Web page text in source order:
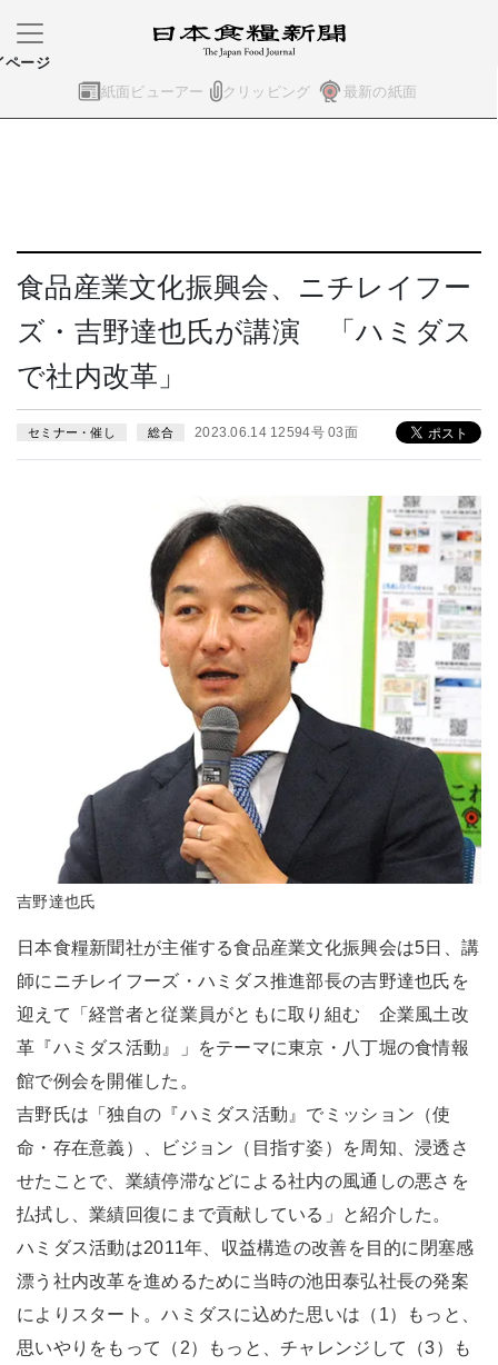
紙面ビューアー クリッピング 最新の紙面
ページ
食品産業文化振興会、ニチレイフー
ズ・吉野達也氏が講演 「ハミダス
で社内改革」
セミナー・催し 総合 2023.06.14 12594号 03面
吉野達也氏
日本食糧新聞社が主催する食品産業文化振興会は5日、講
師にニチレイフーズ・ハミダス推進部長の吉野達也氏を
迎えて「経営者と従業員がともに取り組む 企業風土改
革『ハミダス活動』」をテーマに東京・八丁堀の食情報
館で例会を開催した。
吉野氏は「独自の『ハミダス活動』でミッション（使
命・存在意義）、ビジョン（目指す姿）を周知、浸透さ
せたことで、業績停滞などによる社内の風通しの悪さを
払拭し、業績回復にまで貢献している」と紹介した。
ハミダス活動は2011年、収益構造の改善を目的に閉塞感
漂う社内改革を進めるために当時の池田泰弘社長の発案
によりスタート。ハミダスに込めた思いは（1）もっと、
思いやりをもって（2）もっと、チャレンジして（3）も